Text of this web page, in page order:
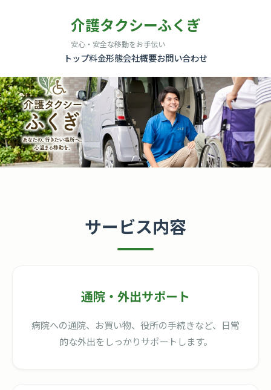
介護タクシーふくぎ
安心・安全な移動をお手伝い
トップ料金形態会社概要お問い合わせ
サービス内容
通院・外出サポート
病院への通院、お買い物、役所の手続きなど、日常
的な外出をしっかりサポートします。